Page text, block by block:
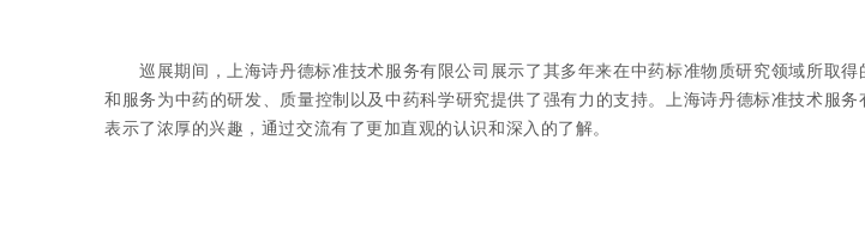
巡展期间，上海诗丹德标准技术服务有限公司展示了其多年来在中药标准物质研究领域所取得
和服务为中药的研发、质量控制以及中药科学研究提供了强有力的支持。上海诗丹德标准技术服务
表示了浓厚的兴趣，通过交流有了更加直观的认识和深入的了解。